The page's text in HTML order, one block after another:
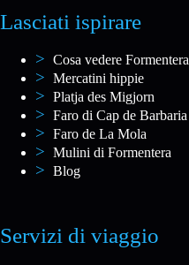
Lasciati ispirare
Cosa vedere Formentera
Mercatini hippie
Platja des Migjorn
Faro di Cap de Barbaria
Faro de La Mola
Mulini di Formentera
Blog
Servizi di viaggio